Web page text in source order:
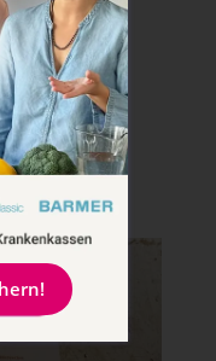
liegt
Papier und
gibt es in